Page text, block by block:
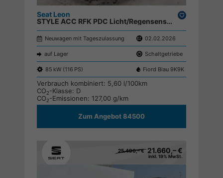
Seat Leon
STYLE ACC RFK PDC Licht/Regensensor ;
Neuwagen mit Tageszulassung 02.02.2026
auf Lager Schaltgetriebe
85 kW (116 PS) Fiord Blau 9K9K
Verbrauch kombiniert: 5,60 l/100km
CO2-Klasse: D
CO2-Emissionen: 127,00 g/km
Zum Angebot 84500
25.490,– € 21.660,– €
inkl. 19% MwSt.